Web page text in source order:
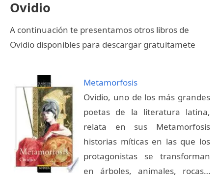
Ovidio
A continuación te presentamos otros libros de
Ovidio disponibles para descargar gratuitamete
Metamorfosis
Ovidio, uno de los más grandes
poetas de la literatura latina,
relata en sus Metamorfosis
historias míticas en las que los
protagonistas se transforman
en árboles, animales, rocas…